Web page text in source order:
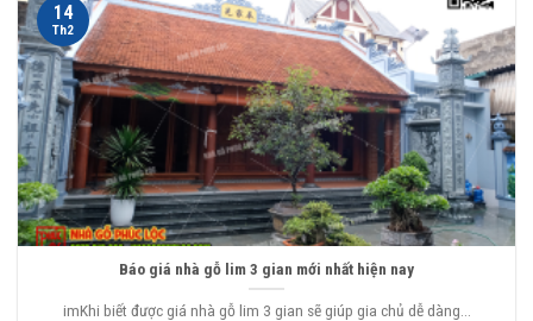
Báo giá nhà gỗ lim 3 gian mới nhất hiện nay
imKhi biết được giá nhà gỗ lim 3 gian sẽ giúp gia chủ dễ dàng...
14
Th2